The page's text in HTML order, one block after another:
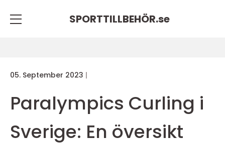
SPORTTILLBEHÖR.se
05. September 2023
Paralympics Curling i
Sverige: En översikt